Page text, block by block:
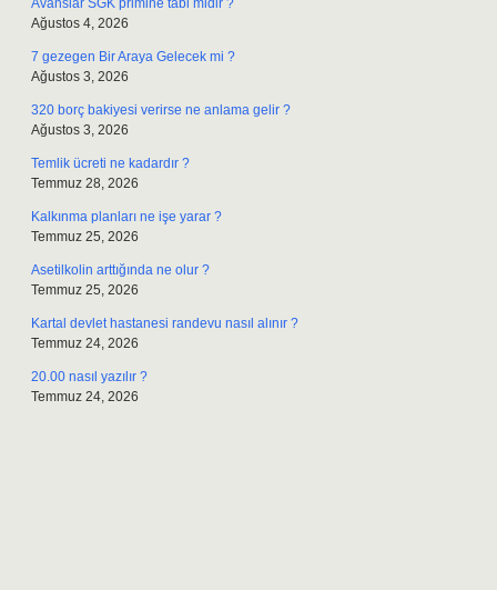
Avanslar SGK primine tabi midir ?
Ağustos 4, 2026
7 gezegen Bir Araya Gelecek mi ?
Ağustos 3, 2026
320 borç bakiyesi verirse ne anlama gelir ?
Ağustos 3, 2026
Temlik ücreti ne kadardır ?
Temmuz 28, 2026
Kalkınma planları ne işe yarar ?
Temmuz 25, 2026
Asetilkolin arttığında ne olur ?
Temmuz 25, 2026
Kartal devlet hastanesi randevu nasıl alınır ?
Temmuz 24, 2026
20.00 nasıl yazılır ?
Temmuz 24, 2026